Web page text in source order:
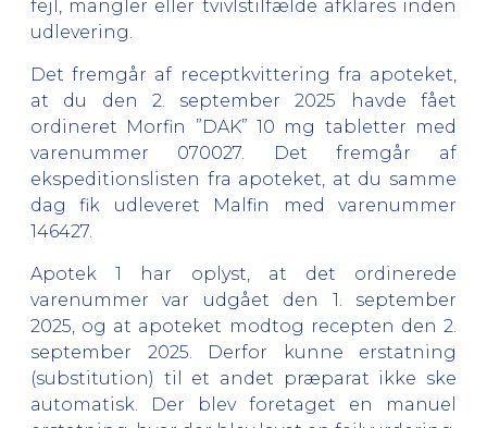
fejl, mangler eller tvivlstilfælde afklares inden
udlevering.
Det fremgår af receptkvittering fra apoteket,
at du den 2. september 2025 havde fået
ordineret Morfin ”DAK” 10 mg tabletter med
varenummer 070027. Det fremgår af
ekspeditionslisten fra apoteket, at du samme
dag fik udleveret Malfin med varenummer
146427.
Apotek 1 har oplyst, at det ordinerede
varenummer var udgået den 1. september
2025, og at apoteket modtog recepten den 2.
september 2025. Derfor kunne erstatning
(substitution) til et andet præparat ikke ske
automatisk. Der blev foretaget en manuel